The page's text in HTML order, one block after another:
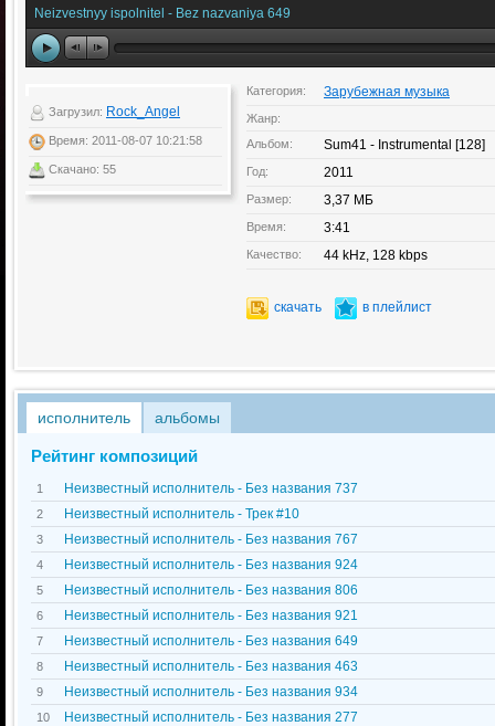
Neizvestnyy ispolnitel - Bez nazvaniya 649
Загрузил: Rock_Angel
Время: 2011-08-07 10:21:58
Скачано: 55
Категория: Зарубежная музыка
Жанр:
Альбом:
Sum41 - Instrumental [128]
Год: 2011
Размер: 3,37 МБ
Время: 3:41
Качество: 44 kHz, 128 kbps
скачать в плейлист
исполнитель альбомы
Рейтинг композиций
1 Неизвестный исполнитель - Без названия 737
2 Неизвестный исполнитель - Трек #10
3 Неизвестный исполнитель - Без названия 767
4 Неизвестный исполнитель - Без названия 924
5 Неизвестный исполнитель - Без названия 806
6 Неизвестный исполнитель - Без названия 921
7 Неизвестный исполнитель - Без названия 649
8 Неизвестный исполнитель - Без названия 463
9 Неизвестный исполнитель - Без названия 934
10 Неизвестный исполнитель - Без названия 277